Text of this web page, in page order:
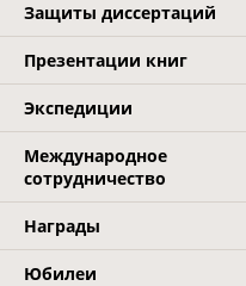
Защиты диссертаций
Презентации книг
Экспедиции
Международное
сотрудничество
Награды
Юбилеи